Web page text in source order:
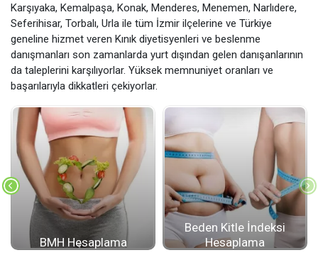
Karşıyaka, Kemalpaşa, Konak, Menderes, Menemen, Narlıdere,
Seferihisar, Torbalı, Urla ile tüm İzmir ilçelerine ve Türkiye
geneline hizmet veren Kınık diyetisyenleri ve beslenme
danışmanları son zamanlarda yurt dışından gelen danışanlarının
da taleplerini karşılıyorlar. Yüksek memnuniyet oranları ve
başarılarıyla dikkatleri çekiyorlar.
BMH Hesaplama
Beden Kitle İndeksi
Hesaplama